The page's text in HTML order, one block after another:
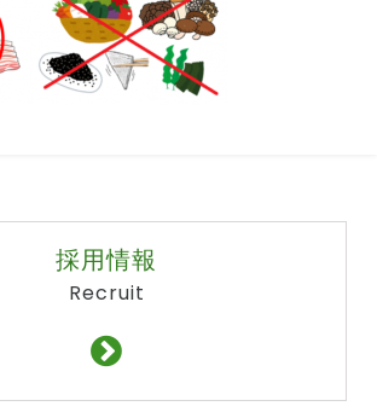
採用情報
Recruit